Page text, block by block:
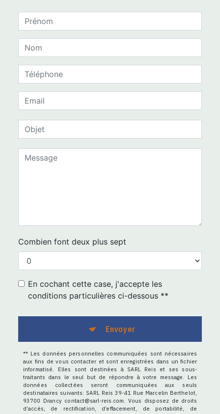
Combien font deux plus sept
En cochant cette case, j'accepte les
conditions particulières ci-dessous **
Envoyer
** Les données personnelles communiquées sont nécessaires
aux fins de vous contacter et sont enregistrées dans un fichier
informatisé. Elles sont destinées à SARL Reis et ses sous-
traitants dans le seul but de répondre à votre message. Les
données collectées seront communiquées aux seuls
destinataires suivants: SARL Reis 39-41 Rue Marcelin Berthelot,
93700 Drancy contact@sarl-reis.com. Vous disposez de droits
d’accès, de rectification, d’effacement, de portabilité, de